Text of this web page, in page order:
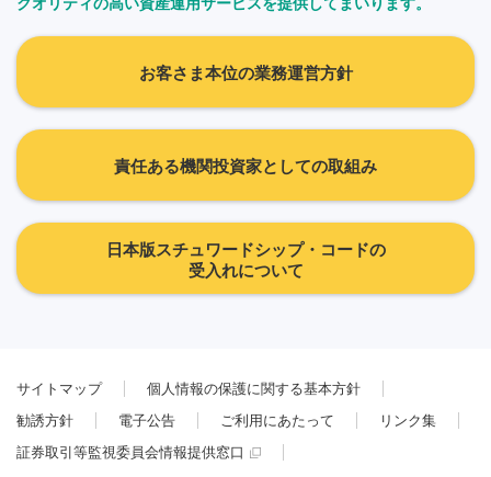
クオリティの高い資産運用サービスを提供してまいります。
お客さま本位の業務運営方針
責任ある機関投資家としての取組み
日本版スチュワードシップ・コードの
受入れについて
サイトマップ
個人情報の保護に関する基本方針
勧誘方針
電子公告 ご利用にあたって
リンク集
証券取引等監視委員会情報提供窓口